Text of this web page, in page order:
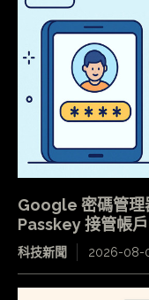
Google 密碼管
Passkey 接管帳戶
科技新聞 2026-08-